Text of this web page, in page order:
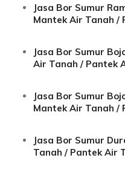
Jasa Bor Sumur
Mantek Air Tanah /
Jasa Bor Sumur
Air Tanah / Pantek
Jasa Bor Sumur
Mantek Air Tanah /
Jasa Bor Sumur
Tanah / Pantek Air